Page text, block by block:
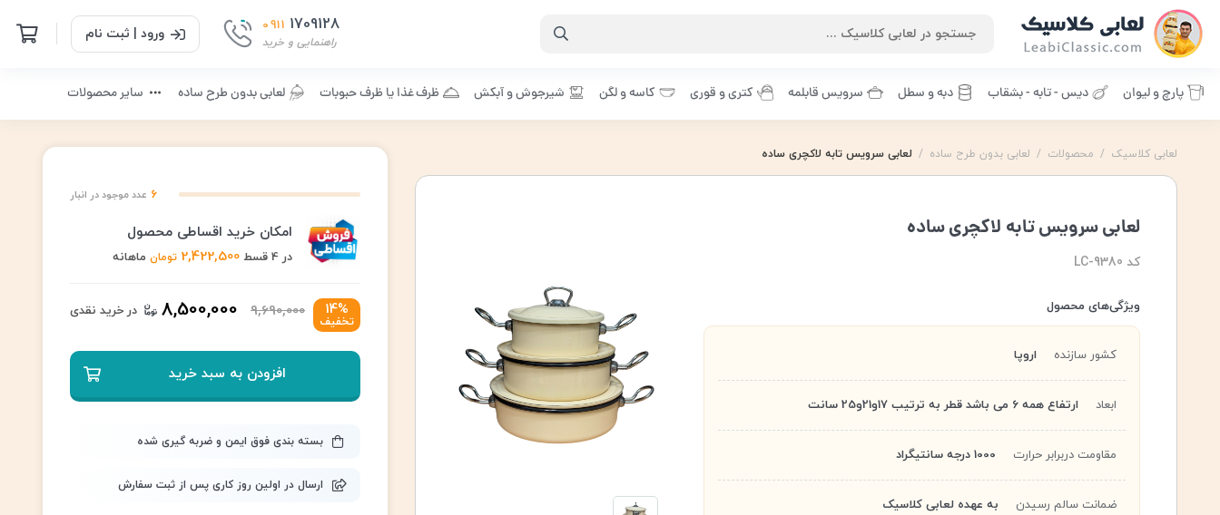
0911 1709128
راهنمایی و خرید ورود | ثبت نام
پارچ و لیوان دیس - تابه - بشقاب دبه و سطل سرویس قابلمه کتری و قوری کاسه و لگن شیرجوش و آبکش ظرف غذا یا ظرف حبوبات لعابی بدون طرح ساده سایر محصولات
لعابی کلاسیک / محصولات / لعابی بدون طرح ساده / لعابی سرویس تابه لاکچری ساده
سرویس تابه,سرویس قابلمه,قابلمه ساده,لعابی سرویس تابه لاکچری ساده,
لعابی سرویس تابه لاکچری ساده
کد LC-9380
ویژگی‌های محصول
کشور سازنده اروپا
ابعاد ارتفاع همه 6 می باشد قطر به ترتیب 17و21و25 سانت
مقاومت دربرابر حرارت 1000 درجه سانتیگراد
ضمانت سالم رسیدن به عهده لعابی کلاسیک
6 عدد موجود در انبار
امکان خرید اقساطی محصول
در 4 قسط 2,422,500 تومان ماهانه
14%
تخفیف
در خرید نقدی 9,690,000
افزودن به سبد خرید
بسته بندی فوق ایمن و ضربه گیری شده
ارسال در اولین روز کاری پس از ثبت سفارش